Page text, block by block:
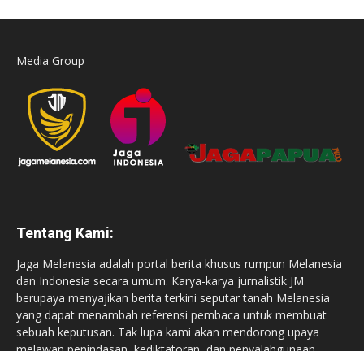
Media Group
Tentang Kami:
Jaga Melanesia adalah portal berita khusus rumpun Melanesia
dan Indonesia secara umum. Karya-karya jurnalistik JM
berupaya menyajikan berita terkini seputar tanah Melanesia
yang dapat menambah referensi pembaca untuk membuat
sebuah keputusan. Tak lupa kami akan mendorong upaya